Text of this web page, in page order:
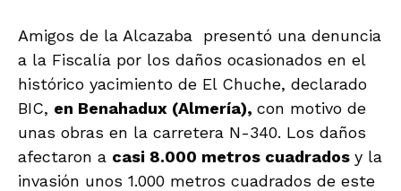
Amigos de la Alcazaba presentó una denuncia
a la Fiscalía por los daños ocasionados en el
histórico yacimiento de El Chuche, declarado
BIC, en Benahadux (Almería), con motivo de
unas obras en la carretera N-340. Los daños
afectaron a casi 8.000 metros cuadrados y la
invasión unos 1.000 metros cuadrados de este